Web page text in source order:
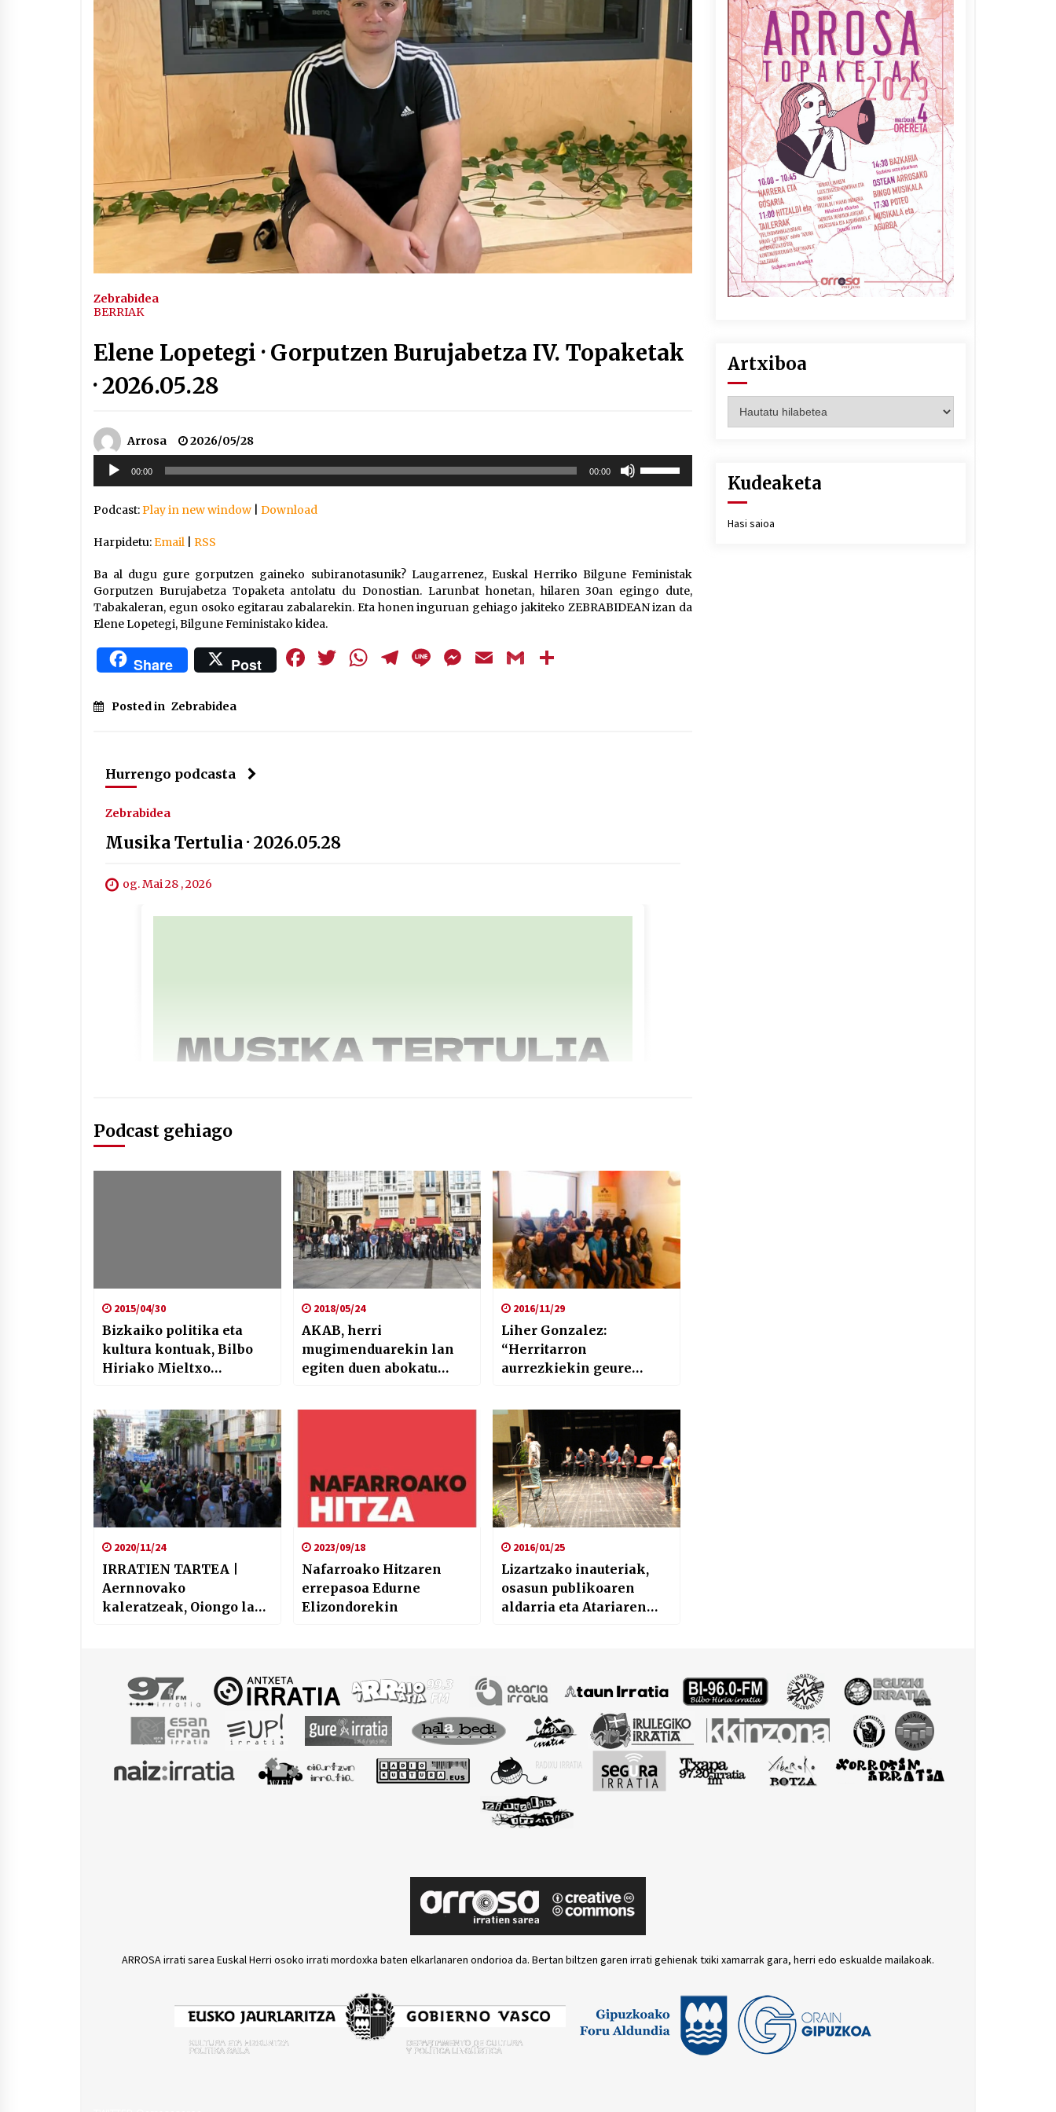
Arrosaren IX. Topaketak –
Mila esker guztioi!
2021/11/11
Arrosa sareko IX. topaketak!
2021/10/13
Azaroak 6 Iurretan Arrosa
sarearen IX. topaketak
2021/10/04
Segura irratian Arrosaren 20
2021/07/22
Berria egunkarian
elkarrizketa Arrosaren 20
urteez
2021/07/06
Hala Bedi irratiko Hizpidea
saioan Arrosaren 20 urteez
2021/07/03
Zebrabidearen denboraldi
2021/07/01
Arrosaren laburpen bideoa
Hamaika Telebistaren eskutik
2021/06/30
Zebrabidea
BERRIAK
Elene Lopetegi · Gorputzen Burujabetza IV. Topaketak
· 2026.05.28
Arrosa
2026/05/28
Soinu
erreproduzigailua
00:00 00:00
jaisteko.
Podcast:Play in new window Download
Harpidetu:Email RSS
Ba al dugu gure gorputzen gaineko subiranotasunik? Laugarrenez, Euskal Herriko Bilgune Feministak
Gorputzen Burujabetza Topaketa antolatu du Donostian. Larunbat honetan, hilaren 30an egingo dute,
Tabakaleran, egun osoko egitarau zabalarekin. Eta honen inguruan gehiago jakiteko ZEBRABIDEAN izan da
Elene Lopetegi, Bilgune Feministako kidea.
Share Post Facebook
Twitter
WhatsApp
Telegram
LineMessenger
EmailGmail
Posted in Zebrabidea
Hurrengo podcasta
Zebrabidea
Musika Tertulia · 2026.05.28
og. Mai 28 , 2026
Podcast gehiago
2015/04/30
Bizkaiko politika eta
kultura kontuak, Bilbo
Hiriako Mieltxo
2018/05/24
AKAB, herri
mugimenduarekin lan
egiten duen abokatu
2016/11/29
Liher Gonzalez:
“Herritarron
aurrezkiekin geure
nahi dugu”
2020/11/24
IRRATIEN TARTEA |
Aernnovako
kaleratzeak, Oiongo lan
Sahararen aldeko
protestak, eta TALKAko
kideen epaiketa
2023/09/18
Nafarroako Hitzaren
errepasoa Edurne
Elizondorekin
2016/01/25
Lizartzako inauteriak,
osasun publikoaren
aldarria eta Atariaren
Artxiboa
Kudeaketa
Hasi saioa
ARROSA irrati sarea Euskal Herri osoko irrati mordoxka baten elkarlanaren ondorioa da. Bertan biltzen garen irrati gehienak txiki xamarrak gara, herri edo eskualde mailakoak.